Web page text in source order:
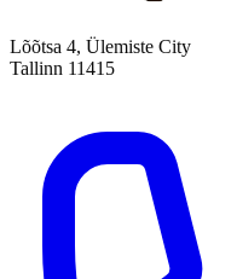
Lõõtsa 4, Ülemiste City
Tallinn 11415